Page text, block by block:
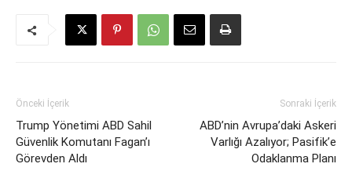
Önceki İçerik
Trump Yönetimi ABD Sahil
Güvenlik Komutanı Fagan’ı
Görevden Aldı
Sonraki İçerik
ABD’nin Avrupa’daki Askeri
Varlığı Azalıyor; Pasifik’e
Odaklanma Planı